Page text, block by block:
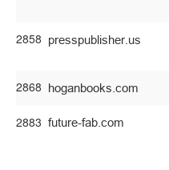
2858
2868
2883